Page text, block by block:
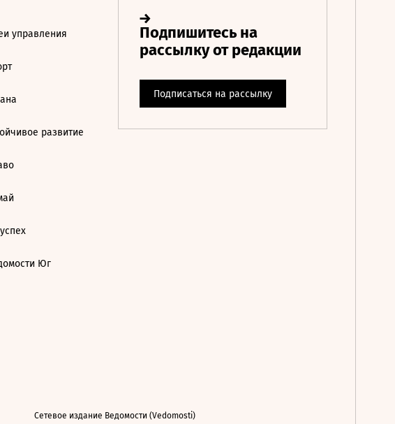
управления
развитие
Юг
Сетевое издание Ведомости (Vedomosti)